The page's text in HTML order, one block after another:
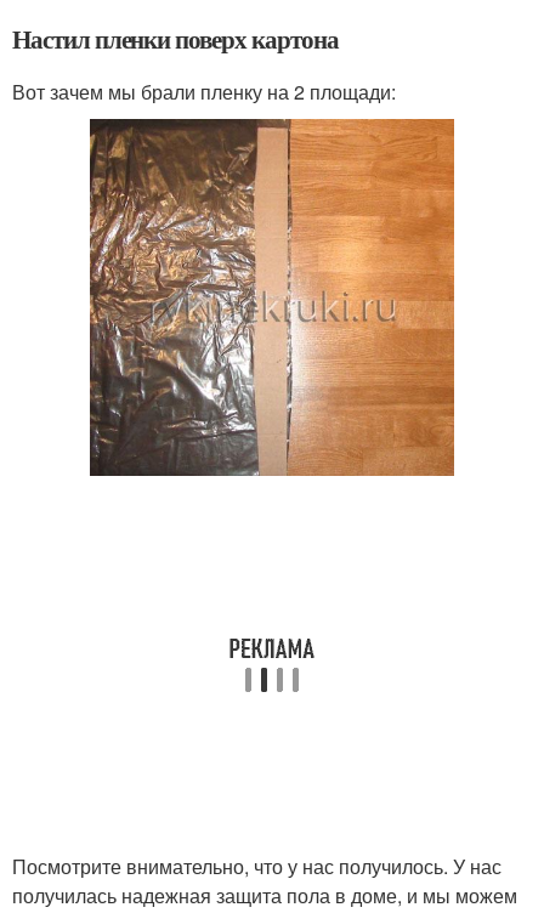
Настил пленки поверх картона
Вот зачем мы брали пленку на 2 площади:
Посмотрите внимательно, что у нас получилось. У нас
получилась надежная защита пола в доме, и мы можем